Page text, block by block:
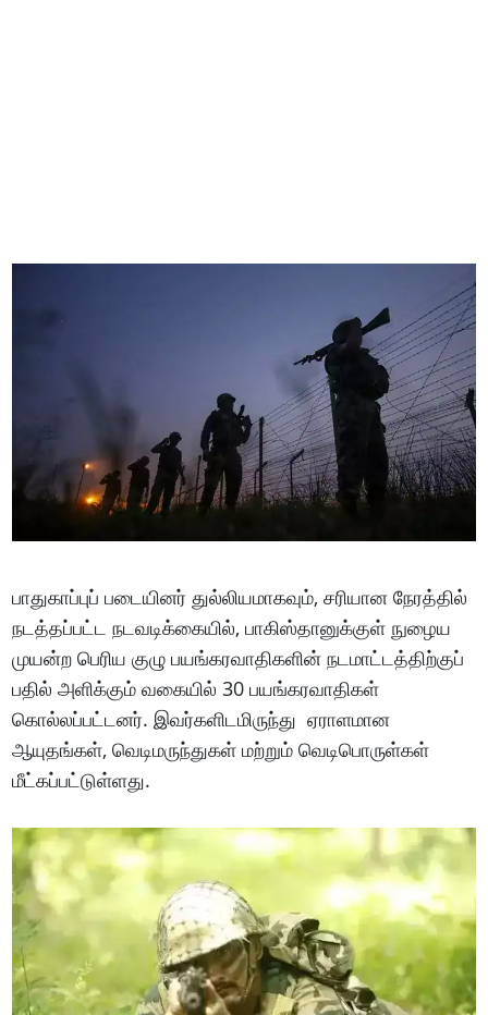
பாதுகாப்புப் படையினர் துல்லியமாகவும், சரியான நேரத்தில்
நடத்தப்பட்ட நடவடிக்கையில், பாகிஸ்தானுக்குள் நுழைய
முயன்ற பெரிய குழு பயங்கரவாதிகளின் நடமாட்டத்திற்குப்
பதில் அளிக்கும் வகையில் 30 பயங்கரவாதிகள்
கொல்லப்பட்டனர். இவர்களிடமிருந்து ஏராளமான
ஆயுதங்கள், வெடிமருந்துகள் மற்றும் வெடிபொருள்கள்
மீட்கப்பட்டுள்ளது.